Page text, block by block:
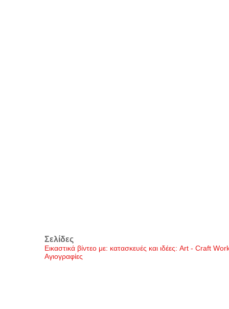
Σελίδες
Εικαστικά βίντεο με: κατασκευές και ιδέες: Art - Craft
Αγιογραφίες